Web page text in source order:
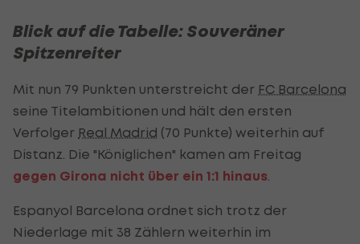
Blick auf die Tabelle: Souveräner
Spitzenreiter
Mit nun 79 Punkten unterstreicht der FC Barcelona
seine Titelambitionen und hält den ersten
Verfolger Real Madrid (70 Punkte) weiterhin auf
Distanz. Die "Königlichen" kamen am Freitag
gegen Girona nicht über ein 1:1 hinaus
Espanyol Barcelona ordnet sich trotz der
Niederlage mit 38 Zählern weiterhin im